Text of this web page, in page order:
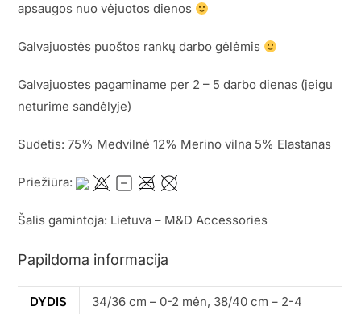
apsaugos nuo vėjuotos dienos
Galvajuostės puoštos rankų darbo gėlėmis
Galvajuostes pagaminame per 2 – 5 darbo dienas (jeigu
neturime sandėlyje)
Sudėtis: 75% Medvilnė 12% Merino vilna 5% Elastanas
Priežiūra:
Šalis gamintoja: Lietuva – M&D Accessories
Papildoma informacija
DYDIS
34/36 cm – 0-2 mėn, 38/40 cm – 2-4